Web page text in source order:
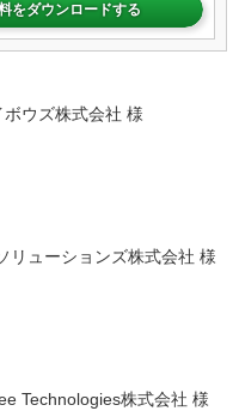
をダウンロードする
ボウズ株式会社 様
リューションズ株式会社 様
Technologies株式会社 様